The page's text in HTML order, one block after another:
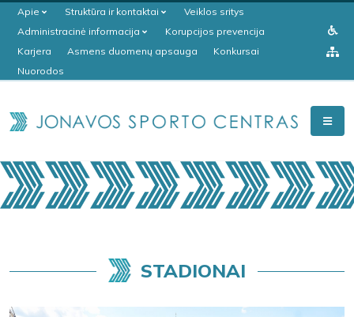
Apie Struktūra ir kontaktai
Veiklos sritys
Administracinė informacija
Korupcijos prevencija
Karjera
Asmens duomenų apsauga
Konkursai
Nuorodos
STADIONAI